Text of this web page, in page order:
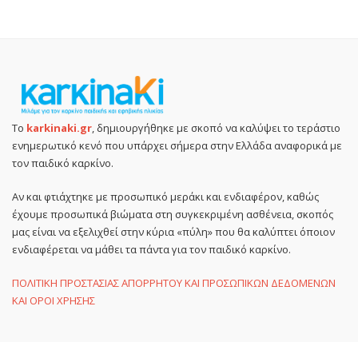
Το karkinaki.gr, δημιουργήθηκε με σκοπό να καλύψει το τεράστιο
ενημερωτικό κενό που υπάρχει σήμερα στην Ελλάδα αναφορικά με
τον παιδικό καρκίνο.
Αν και φτιάχτηκε με προσωπικό μεράκι και ενδιαφέρον, καθώς
έχουμε προσωπικά βιώματα στη συγκεκριμένη ασθένεια, σκοπός
μας είναι να εξελιχθεί στην κύρια «πύλη» που θα καλύπτει όποιον
ενδιαφέρεται να μάθει τα πάντα για τον παιδικό καρκίνο.
ΠΟΛΙΤΙΚΗ ΠΡΟΣΤΑΣΙΑΣ ΑΠΟΡΡΗΤΟΥ ΚΑΙ ΠΡΟΣΩΠΙΚΩΝ ΔΕΔΟΜΕΝΩΝ
ΚΑΙ ΟΡΟΙ ΧΡΗΣΗΣ